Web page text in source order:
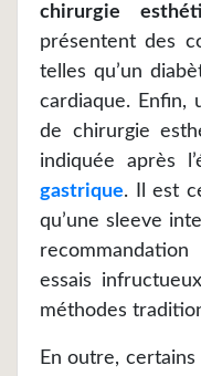
chirurgie
présentent des
telles qu’un
cardiaque. Enfin,
de chirurgie
indiquée après
gastrique. Il est
qu’une sleeve
essais
méthodes
En outre,